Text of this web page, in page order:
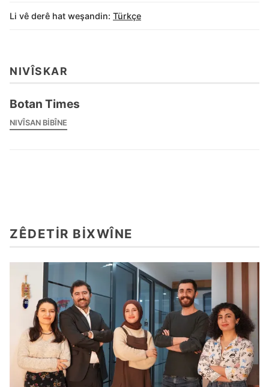
Li vê derê hat weşandin: Türkçe
NIVÎSKAR
Botan Times
NIVÎSAN BIBÎNE
ZÊDETIR BIXWÎNE